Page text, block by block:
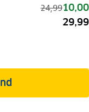
24,9910,00
29,99